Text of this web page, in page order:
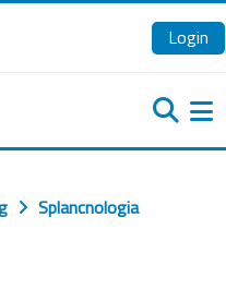
Login
Splancnologia